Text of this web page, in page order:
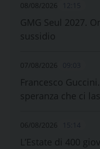
08/08/2026
GMG Seul 2027.
sussidio
07/08/2026
Francesco
speranza che ci
06/08/2026
L’Estate di 400